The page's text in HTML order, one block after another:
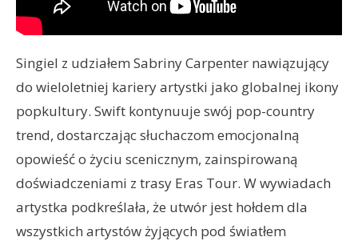
Singiel z udziałem Sabriny Carpenter nawiązujący
do wieloletniej kariery artystki jako globalnej ikony
popkultury. Swift kontynuuje swój pop-country
trend, dostarczając słuchaczom emocjonalną
opowieść o życiu scenicznym, zainspirowaną
doświadczeniami z trasy Eras Tour. W wywiadach
artystka podkreślała, że utwór jest hołdem dla
wszystkich artystów żyjących pod światłem